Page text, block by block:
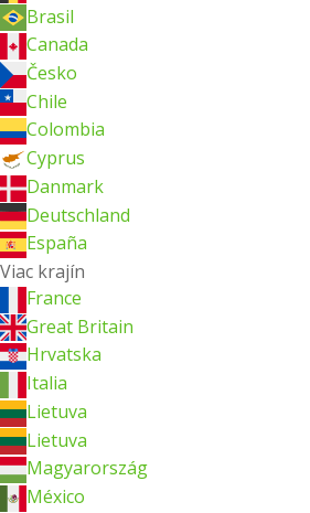
Brasil
Canada
Česko
Chile
Colombia
Cyprus
Danmark
Deutschland
España
Viac krajín
France
Great Britain
Hrvatska
Italia
Lietuva
Lietuva
Magyarország
México